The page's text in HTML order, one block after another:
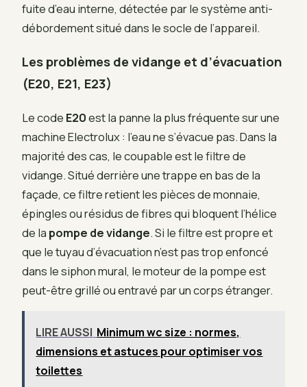
fuite d’eau interne, détectée par le système anti-
débordement situé dans le socle de l’appareil.
Les problèmes de vidange et d’évacuation
(E20, E21, E23)
Le code E20est la panne la plus fréquente sur une
machine Electrolux : l’eau ne s’évacue pas. Dans la
majorité des cas, le coupable est le filtre de
vidange. Situé derrière une trappe en bas de la
façade, ce filtre retient les pièces de monnaie,
épingles ou résidus de fibres qui bloquent l’hélice
de la pompe de vidange. Si le filtre est propre et
que le tuyau d’évacuation n’est pas trop enfoncé
dans le siphon mural, le moteur de la pompe est
peut-être grillé ou entravé par un corps étranger.
LIRE AUSSI Minimum wc size : normes,
dimensions et astuces pour optimiser vos
toilettes